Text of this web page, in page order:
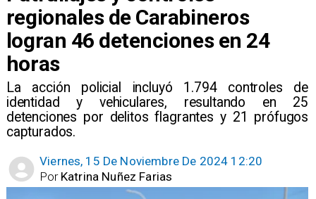
regionales de Carabineros
logran 46 detenciones en 24
horas
​La acción policial incluyó 1.794 controles de
identidad y vehiculares, resultando en 25
detenciones por delitos flagrantes y 21 prófugos
capturados.
Viernes, 15 De Noviembre De 2024 12:20
Katrina Nuñez Farias
Por